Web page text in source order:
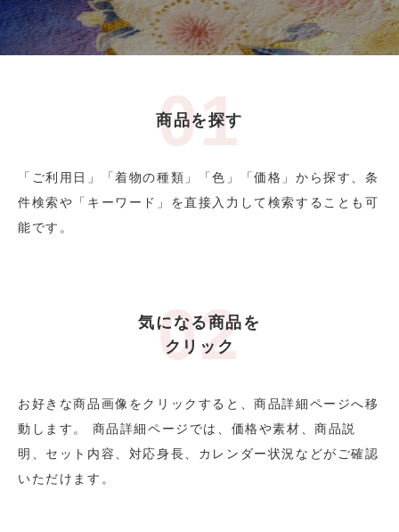
商品を探す
「ご利用日」「着物の種類」「色」「価格」から探す、条
件検索や「キーワード」を直接入力して検索することも可
能です。
気になる商品を
クリック
お好きな商品画像をクリックすると、商品詳細ページへ移
動します。 商品詳細ページでは、価格や素材、商品説
明、セット内容、対応身長、カレンダー状況などがご確認
いただけます。